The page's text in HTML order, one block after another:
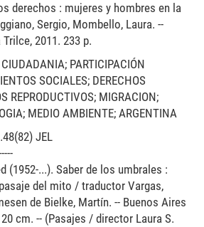
derechos : mujeres y hombres en la
Sergio, Mombello, Laura. --
2011. 233 p.
PARTICIPACIÓN
SOCIALES; DERECHOS
REPRODUCTIVOS; MIGRACION;
MEDIO AMBIENTE; ARGENTINA
JEL
(1952-...). Saber de los umbrales :
del mito / traductor Vargas,
de Bielke, Martín. -- Buenos Aires
cm. -- (Pasajes / director Laura S.